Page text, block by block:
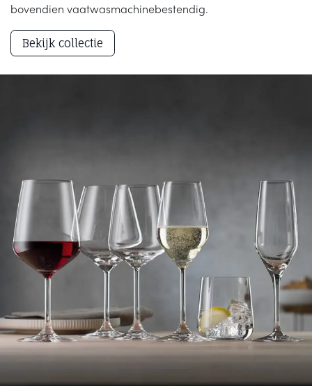
bovendien vaatwasmachinebestendig.
Bekijk collectie